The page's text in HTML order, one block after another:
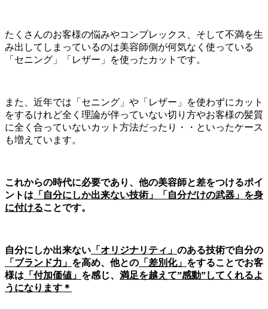
たくさんのお客様の悩みやコンプレックス、そして不満を生
み出してしまっているのは美容師側が何気なく使っている
「セニング」「レザー」を使ったカットです。
また、近年では「セニング」や「レザー」を使わずにカット
をするけれど全く理論が伴っていない切り方やお客様の髪質
に全く合っていないカット方法だったり・・といったケース
も増えています。
これからの時代に必要であり、他の美容師と差をつけるポイ
ントは 「自分にしか出来ない技術」「自分だけの武器」を身
に付けることです。
自分にしか出来ない 「オリジナリティ」 のある技術で自分の
「ブランド力」 を高め、他との 「差別化」 をすることでお客
様は 「付加価値」 を感じ、 満足を越えて”感動”してくれるよ
うになります＊